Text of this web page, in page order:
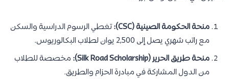
منحة الحكومة الصينية (CSC):
تغطي الرسوم الدراسية والسكن
مع راتب شهري يصل إلى 2,500 يوان لطلاب البكالوريوس.
منحة طريق الحرير (Silk Road Scholarship):
مخصصة للطلاب
من الدول المشاركة في مبادرة الحزام والطريق.